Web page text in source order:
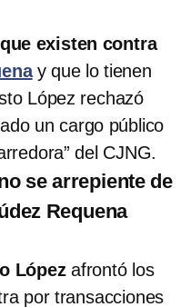
existen contra
y que lo tienen
López rechazó
un cargo público
del CJNG.
se arrepiente de
Requena
Lópezafrontó los
por transacciones